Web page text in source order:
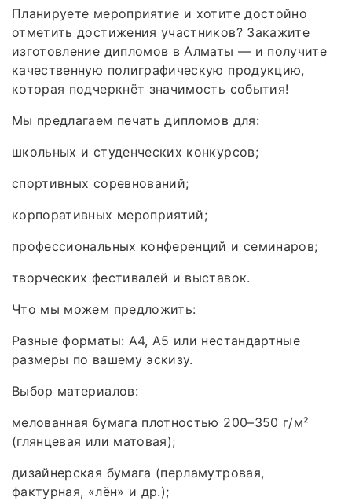
Планируете мероприятие и хотите достойно
отметить достижения участников? Закажите
изготовление дипломов в Алматы — и получите
качественную полиграфическую продукцию,
которая подчеркнёт значимость события!
Мы предлагаем печать дипломов для:
школьных и студенческих конкурсов;
спортивных соревнований;
корпоративных мероприятий;
профессиональных конференций и семинаров;
творческих фестивалей и выставок.
Что мы можем предложить:
Разные форматы: A4, A5 или нестандартные
размеры по вашему эскизу.
Выбор материалов:
мелованная бумага плотностью 200–350 г/м²
(глянцевая или матовая);
дизайнерская бумага (перламутровая,
фактурная, «лён» и др.);